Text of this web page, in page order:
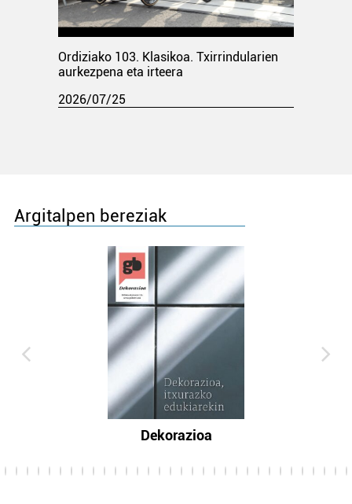
Ordiziako 103. Klasikoa. Txirrindularien
aurkezpena eta irteera
2026/07/25
Argitalpen bereziak
Dekorazioa